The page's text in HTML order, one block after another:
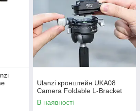
Ulanzi кронштейн UKA08
Camera Foldable L-Bracket
В наявності